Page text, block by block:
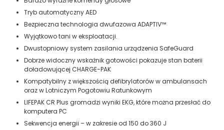
Tryb automatyczny AED
Bezpieczna technologia dwufazowa ADAPTIV™
Wyjątkowo tani w eksploatacji.
Dwustopniowy system zasilania urządzenia SafeGuard
Dobrze widoczny wskaźnik gotowości pokazuje stan baterii
doładowującej CHARGE-PAK
Kompatybilny z większością defibrylatorów w ambulansach
oraz w Lotniczym Pogotowiu Ratunkowym
LIFEPAK CR Plus gromadzi wyniki EKG, które można przesłać do
komputera PC
Sekwencja energii – w zakresie od 150 do 360 J